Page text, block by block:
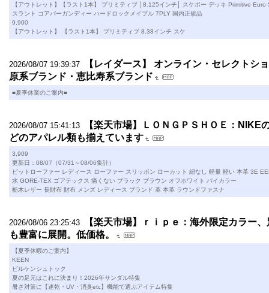
【アウトレット】【ラスト1本】 プリミティブ │8.125インチ│ スケボー デッキ Primitive
スラント コアバーガンディー ハードロックメイプル 7PLY 国内正規品
9,900
【アウトレット】 【ラスト1本】 プリミティブ 8.38インチ スケ
2026/08/07 19:39:37
【レイダース】 オンライン・セレクトシ
原系ブランド・恵比寿系ブランド
■夏季休業のご案内■
2026/08/07 15:41:13
【楽天市場】ＬＯＮＧＰＳＨＯＥ：
どのアパレル類も揃えています
3,909
更新日：08/07（07/31～08/06集計）
ビットローファー レディース ローファー スリッポン ローカット 紐なし 軽量 軽い 本革 3E
水 GORE-TEX ゴアテックス 痛くない ブラック ブラウン オフホワイト バイカラー
栃木レザー 長財布 財布 メンズ レディース ブランド 革 本革 ラウンドファスナ
2026/08/06 23:25:43
【楽天市場】ｒｉｐｅ：海外限定カラー
も豊富に展開。低価格。
【夏季休暇のご案内】
KEEN
ビルケンシュトック
夏の足元はこれに決まり！2026年サンダル特集
暑さ対策に【速乾・UV・消臭etc】機能で選ぶアイテム特集